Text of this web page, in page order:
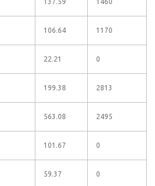
106.64 1170
22.21 0
199.38 2813
563.08 2495
101.67 0
59.37 0